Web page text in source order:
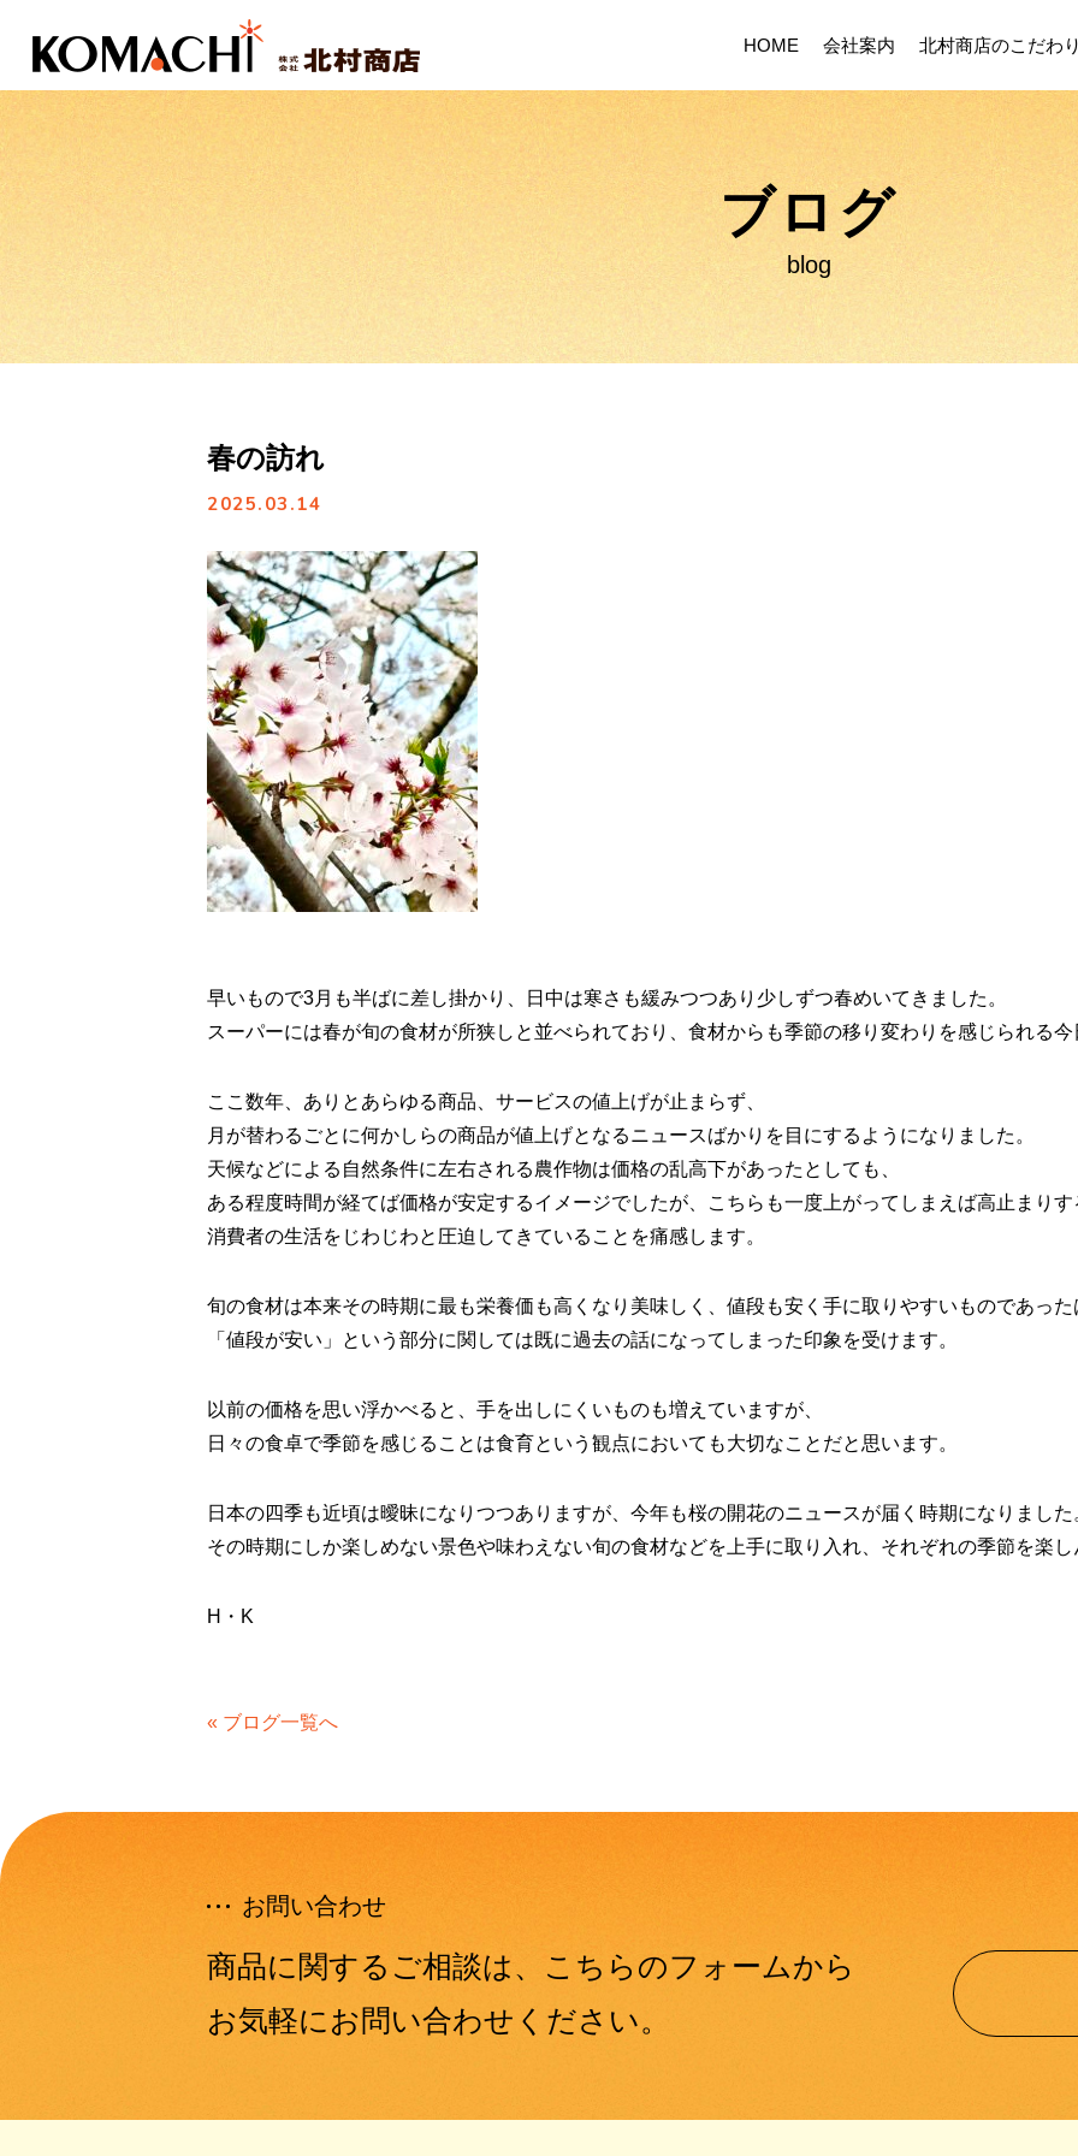
HOME 会社案内 北村商店のこだわり
ブログ
blog
春の訪れ
2025.03.14
早いもので3月も半ばに差し掛かり、日中は寒さも緩みつつあり少しずつ春めいてきました。
スーパーには春が旬の食材が所狭しと並べられており、食材からも季節の移り変わりを感じられる今
ここ数年、ありとあらゆる商品、サービスの値上げが止まらず、
月が替わるごとに何かしらの商品が値上げとなるニュースばかりを目にするようになりました。
天候などによる自然条件に左右される農作物は価格の乱高下があったとしても、
ある程度時間が経てば価格が安定するイメージでしたが、こちらも一度上がってしまえば高止まりす
消費者の生活をじわじわと圧迫してきていることを痛感します。
旬の食材は本来その時期に最も栄養価も高くなり美味しく、値段も安く手に取りやすいものであった
「値段が安い」という部分に関しては既に過去の話になってしまった印象を受けます。
以前の価格を思い浮かべると、手を出しにくいものも増えていますが、
日々の食卓で季節を感じることは食育という観点においても大切なことだと思います。
日本の四季も近頃は曖昧になりつつありますが、今年も桜の開花のニュースが届く時期になりました
その時期にしか楽しめない景色や味わえない旬の食材などを上手に取り入れ、それぞれの季節を楽し
H・K
« ブログ一覧へ
お問い合わせ
商品に関するご相談は、
こちらのフォームから
お気軽にお問い合わせください。